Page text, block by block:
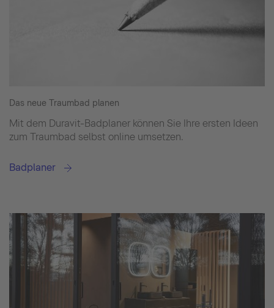
Das neue Traumbad planen
Mit dem Duravit-Badplaner können Sie Ihre ersten Ideen
zum Traumbad selbst online umsetzen.
Badplaner